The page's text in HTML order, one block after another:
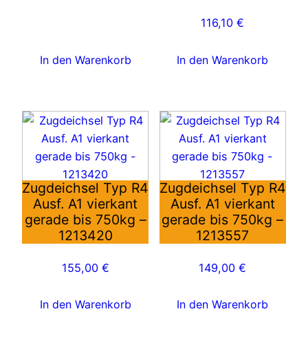
In den Warenkorb
116,10€
In den Warenkorb
Zugdeichsel Typ R4
Ausf. A1 vierkant
gerade bis 750kg –
1213420
155,00 €
In den Warenkorb
Zugdeichsel Typ R4
Ausf. A1 vierkant
gerade bis 750kg –
1213557
149,00€
In den Warenkorb